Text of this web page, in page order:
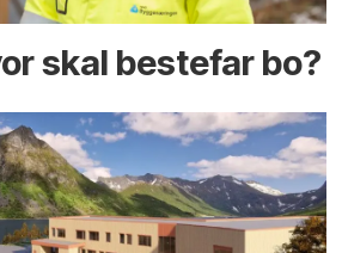
skal bestefar bo?